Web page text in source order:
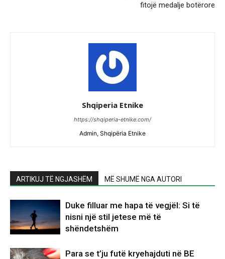
fitojë medalje botërore
Shqiperia Etnike
https://shqiperia-etnike.com/
Admin, Shqipëria Etnike
ARTIKUJ TË NGJASHËM MË SHUMË NGA AUTORI
Duke filluar me hapa të vegjël: Si të
nisni një stil jetese më të
shëndetshëm
Para se t’ju futë kryehajduti në BE